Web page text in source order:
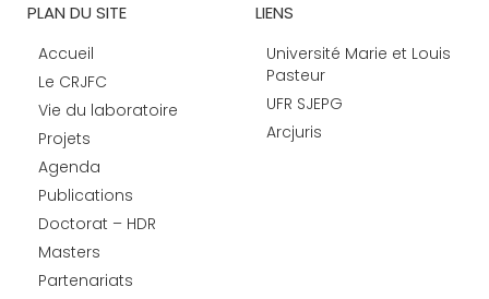
PLAN DU SITE
Accueil
Le CRJFC
Vie du laboratoire
Projets
Agenda
Publications
Doctorat – HDR
Masters
Partenariats
LIENS
Université Marie et Louis
Pasteur
UFR SJEPG
Arcjuris